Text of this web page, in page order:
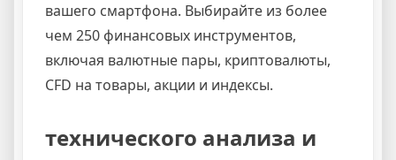
вашего смартфона. Выбирайте из более
чем 250 финансовых инструментов,
включая валютные пары, криптовалюты,
CFD на товары, акции и индексы.
технического анализа и